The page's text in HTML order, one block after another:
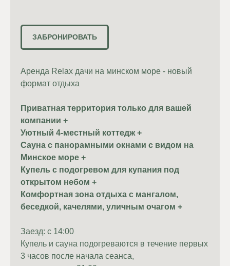
5.4 Истории успеха
продукт, чего они
5.5 Команда
люди. Используйте
5.6 Часто
ЗАБРОНИРОВАТЬ
Аренда Relax дачи на минском море - новый
формат отдыха
Приватная территория только для вашей
компании +
Уютный 4-местный коттедж +
Сауна с панорамными окнами с видом на
Минское море +
Купель с подогревом для купания под
открытом небом +
Комфортная зона отдыха с мангалом,
беседкой, качелями, уличным очагом +
Заезд: с 14:00
Купель и сауна подогреваются в течение первых
3 часов после начала сеанса,